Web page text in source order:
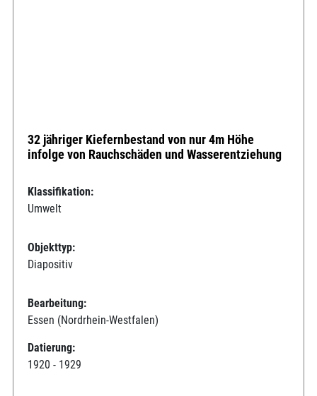
32 jähriger Kiefernbestand von nur 4m Höhe
infolge von Rauchschäden und Wasserentziehung
Klassifikation:
Umwelt
Objekttyp:
Diapositiv
Bearbeitung:
Essen (Nordrhein-Westfalen)
Datierung:
1920 - 1929